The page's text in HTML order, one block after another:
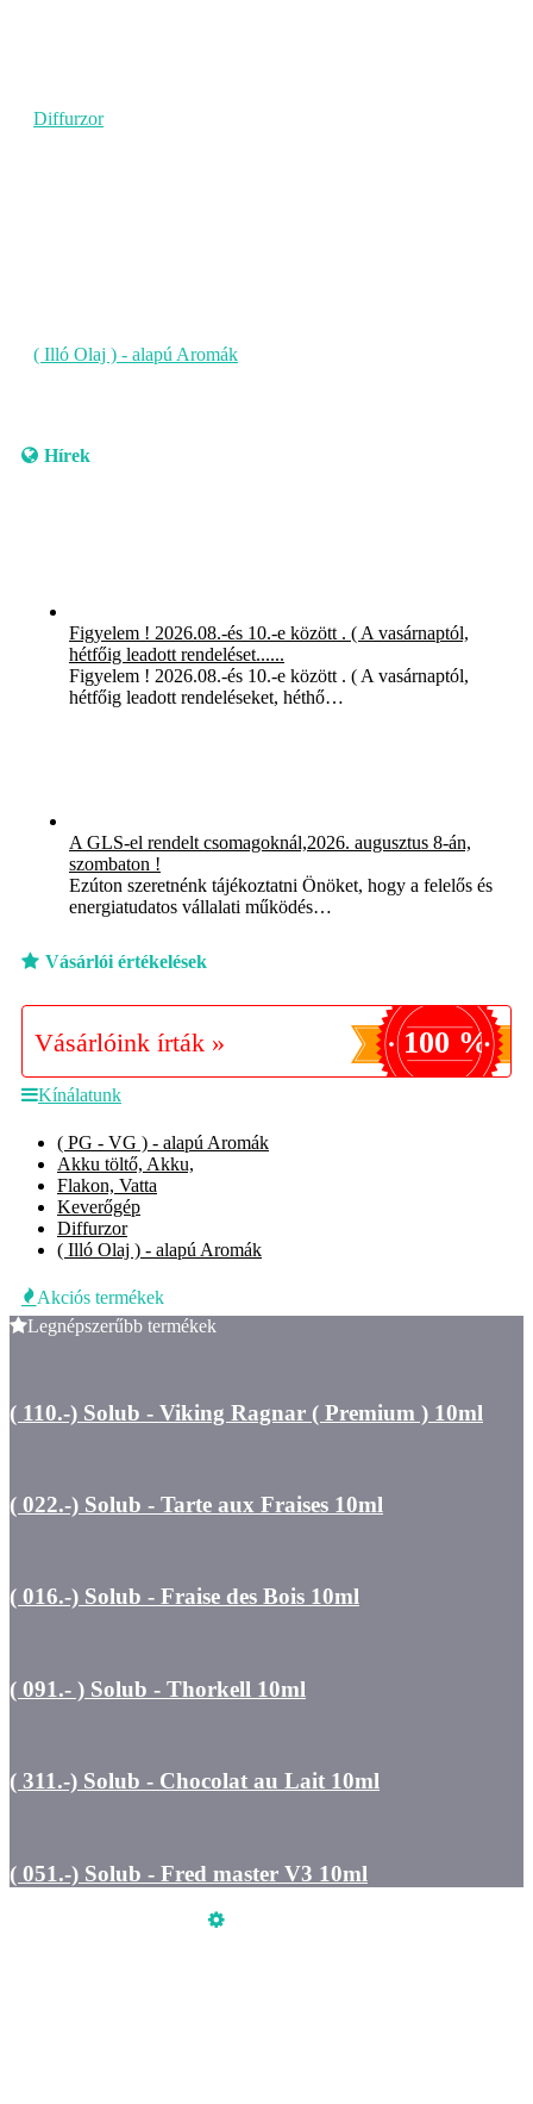
Diffurzor
( Illó Olaj ) - alapú Aromák
Hírek
Figyelem ! 2026.08.-és 10.-e között . ( A vasárnaptól,
hétfőig leadott rendeléset......
Figyelem ! 2026.08.-és 10.-e között . ( A vasárnaptól,
hétfőig leadott rendeléseket, héthő…
A GLS-el rendelt csomagoknál,2026. augusztus 8-án,
szombaton !
Ezúton szeretnénk tájékoztatni Önöket, hogy a felelős és
energiatudatos vállalati működés…
Vásárlói értékelések
Vásárlóink írták » 100 %
Kínálatunk
( PG - VG ) - alapú Aromák
Akku töltő, Akku,
Flakon, Vatta
Keverőgép
Diffurzor
( Illó Olaj ) - alapú Aromák
Akciós termékek
Legnépszerűbb termékek
( 110.-) Solub - Viking Ragnar ( Premium ) 10ml
( 022.-) Solub - Tarte aux Fraises 10ml
( 016.-) Solub - Fraise des Bois 10ml
( 091.- ) Solub - Thorkell 10ml
( 311.-) Solub - Chocolat au Lait 10ml
( 051.-) Solub - Fred master V3 10ml